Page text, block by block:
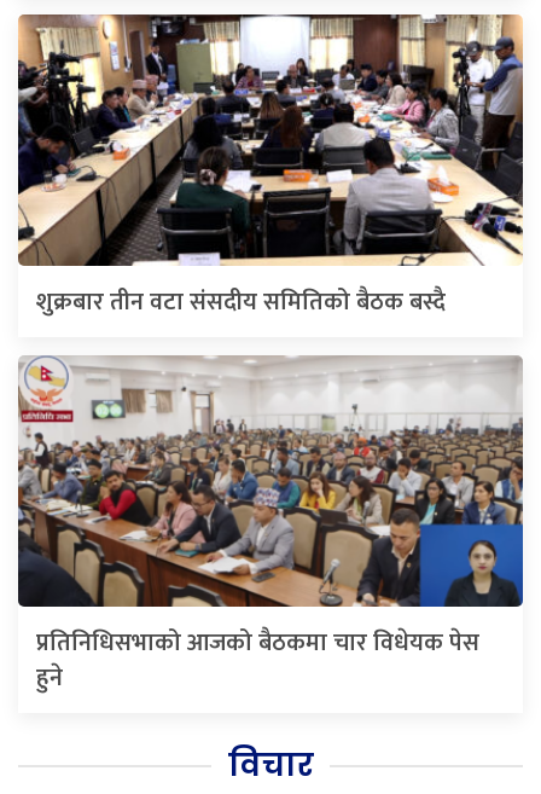
शुक्रबार तीन वटा संसदीय समितिको बैठक बस्दै
प्रतिनिधिसभाको आजको बैठकमा चार विधेयक पेस
हुने
विचार